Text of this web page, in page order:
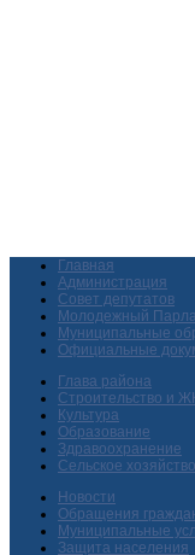
Главная
Администрация
Совет депутатов
Молодежный
Муниципальные
Официальные
Глава района
Строительство и
Культура
Образование
Здравоохранение
Сельское хозяйство
Новости
Обращения
Муниципальные
Защита населения